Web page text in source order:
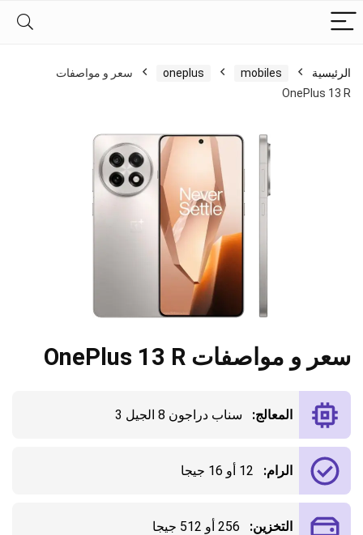
الرئيسية mobiles
oneplus
سعر و مواصفات
OnePlus 13 R
سعر و مواصفات OnePlus 13 R
المعالج: سناب دراجون 8 الجيل 3
الرام: 12 أو 16 جيجا
التخزين: 256 أو 512 جيجا